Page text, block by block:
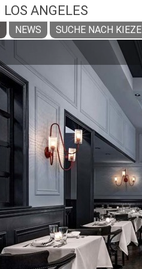
LOS ANGELES
NEWS SUCHE NACH KIEZE